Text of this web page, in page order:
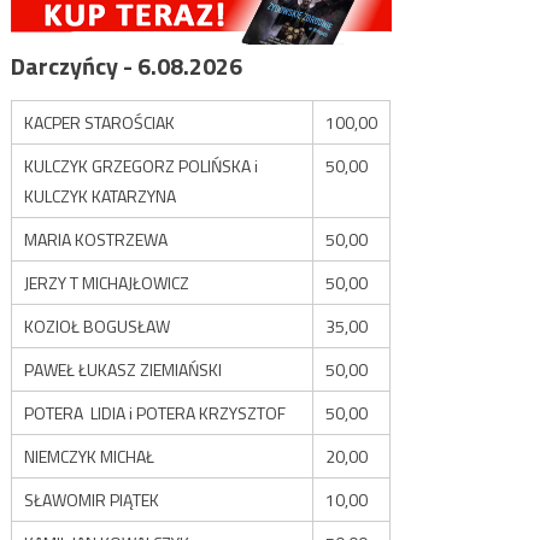
Darczyńcy - 6.08.2026
KACPER STAROŚCIAK
100,00
KULCZYK GRZEGORZ POLIŃSKA i
KULCZYK KATARZYNA
50,00
MARIA KOSTRZEWA
50,00
JERZY T MICHAJŁOWICZ
50,00
KOZIOŁ BOGUSŁAW
35,00
PAWEŁ ŁUKASZ ZIEMIAŃSKI
50,00
POTERA LIDIA i POTERA KRZYSZTOF
50,00
NIEMCZYK MICHAŁ
20,00
SŁAWOMIR PIĄTEK
10,00